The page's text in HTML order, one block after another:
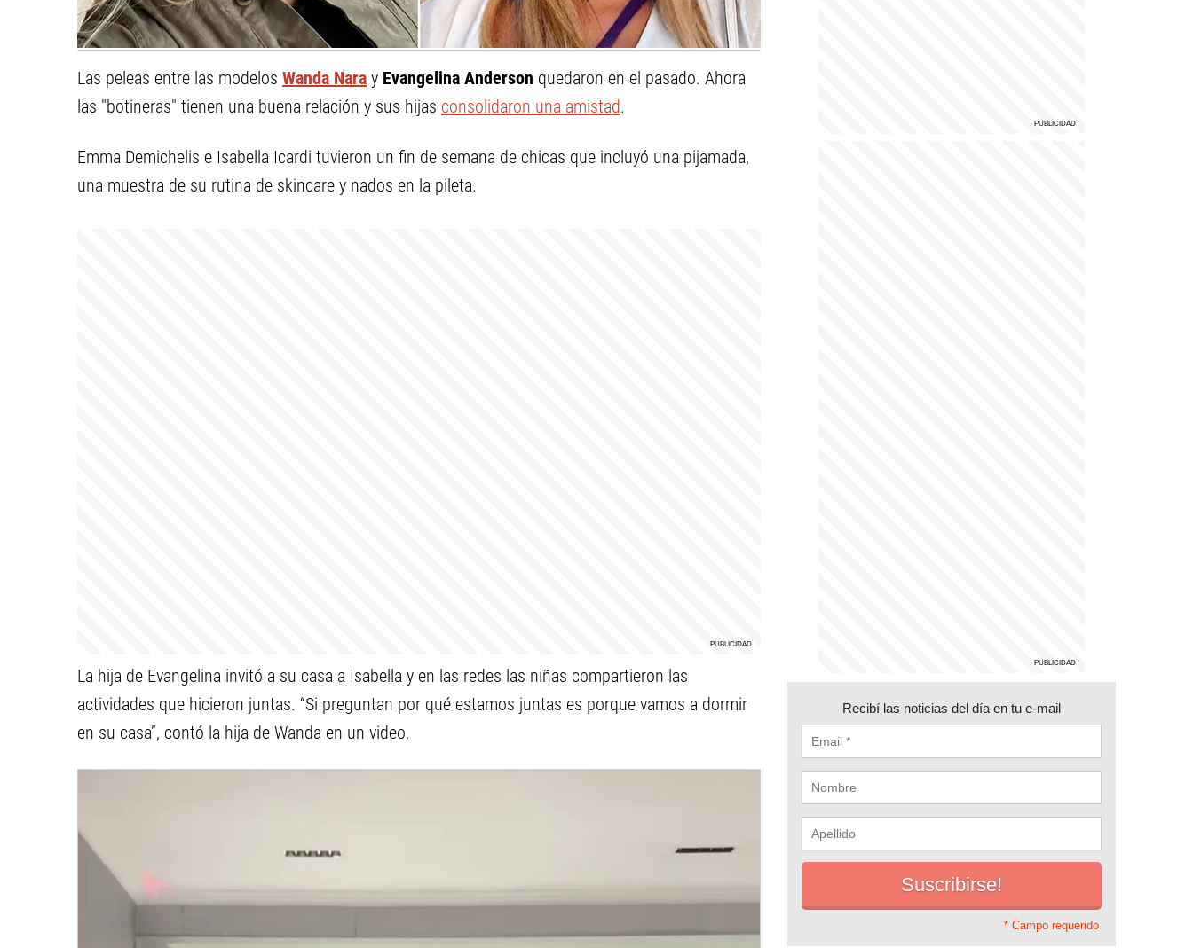
Las peleas entre las modelos Wanda Nara y Evangelina Anderson quedaron en el pasado. Ahora
las "botineras" tienen una buena relación y sus hijas consolidaron una amistad.
Emma Demichelis e Isabella Icardi tuvieron un fin de semana de chicas que incluyó una pijamada,
una muestra de su rutina de skincare y nados en la pileta.
La hija de Evangelina invitó a su casa a Isabella y en las redes las niñas compartieron las
actividades que hicieron juntas. “Si preguntan por qué estamos juntas es porque vamos a dormir
en su casa”, contó la hija de Wanda en un video.
Recibí las noticias del día en tu e-mail
* Campo requerido